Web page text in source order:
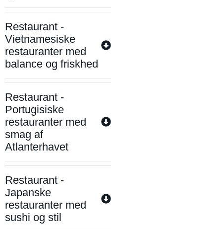
Restaurant -
Vietnamesiske
restauranter med
balance og friskhed
Restaurant -
Portugisiske
restauranter med
smag af
Atlanterhavet
Restaurant -
Japanske
restauranter med
sushi og stil